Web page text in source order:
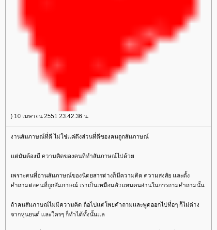
) 10 เมษายน 2551 23:42:36 น.
งานสัมภาษณ์ที่ดี ไม่ใช่เเค่ดึงส่วนที่ดีของคนถูกสัมภาษณ์
เเต่มันต้องมี ความคิดของคนที่ทำสัมภาษณ์ไปด้ว
เพราะคนที่อ่านสัมภาษณ์ของนิตยสารต่างก็มีความคิด ความสงสัย เเละตั้ง
คำถามต่อคนที่ถูกสัมภาษณ์ เราเป็นเหมือนตัวเเทนคนอ่านในการถามคำถามนั้น
ถ้าคนสัมภาษณ์ไม่มีความคิด ถือไปเเต่โพยคำถามเเละพูดออกไปทื่อๆ ก็ไม่ต่าง
จากหุ่นยนต์ เเละใครๆ ก็ทำได้ทั้งนั้นเเล